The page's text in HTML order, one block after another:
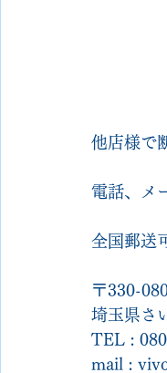
他店様で
電話、メ
全国郵送
〒330-
埼玉県さ
TEL :
mail :